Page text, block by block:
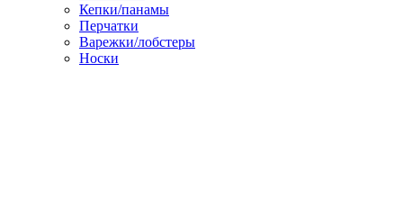
Кепки/панамы
Перчатки
Варежки/лобстеры
Носки